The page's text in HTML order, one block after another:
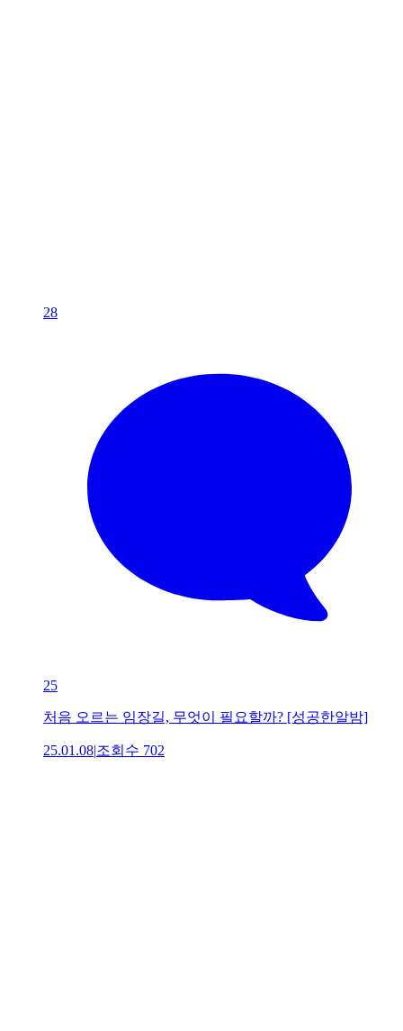
28
25
처음 오르는 임장길, 무엇이 필요할까? [성공한알밤]
25.01.08|조회수 702